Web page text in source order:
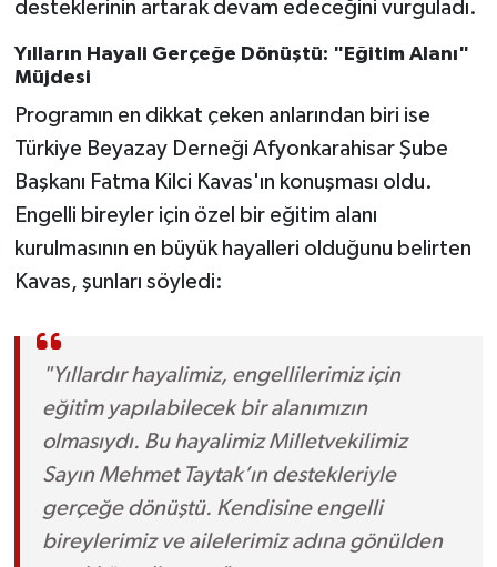
desteklerinin artarak devam edeceğini vurguladı.
Yılların Hayali Gerçeğe Dönüştü: "Eğitim Alanı"
Müjdesi
Programın en dikkat çeken anlarından biri ise
Türkiye Beyazay Derneği Afyonkarahisar Şube
Başkanı Fatma Kilci Kavas'ın konuşması oldu.
Engelli bireyler için özel bir eğitim alanı
kurulmasının en büyük hayalleri olduğunu belirten
Kavas, şunları söyledi:
"Yıllardır hayalimiz, engellilerimiz için
eğitim yapılabilecek bir alanımızın
olmasıydı. Bu hayalimiz Milletvekilimiz
Sayın Mehmet Taytak’ın destekleriyle
gerçeğe dönüştü. Kendisine engelli
bireylerimiz ve ailelerimiz adına gönülden